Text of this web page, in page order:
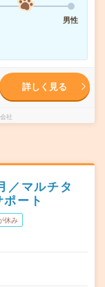
男性
詳しく見る
社
／マルチタ
ート
休み